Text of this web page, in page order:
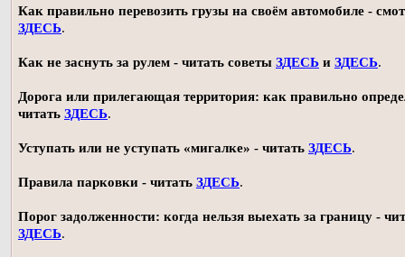
Как правильно перевозить грузы на своём автомобиле -
ЗДЕСЬ.
Как не заснуть за рулем - читать советы ЗДЕСЬ и ЗДЕСЬ.
Дорога или прилегающая территория: как правильно
читать ЗДЕСЬ.
Уступать или не уступать «мигалке» - читать ЗДЕСЬ.
Правила парковки - читать ЗДЕСЬ.
Порог задолженности: когда нельзя выехать за границу -
ЗДЕСЬ.